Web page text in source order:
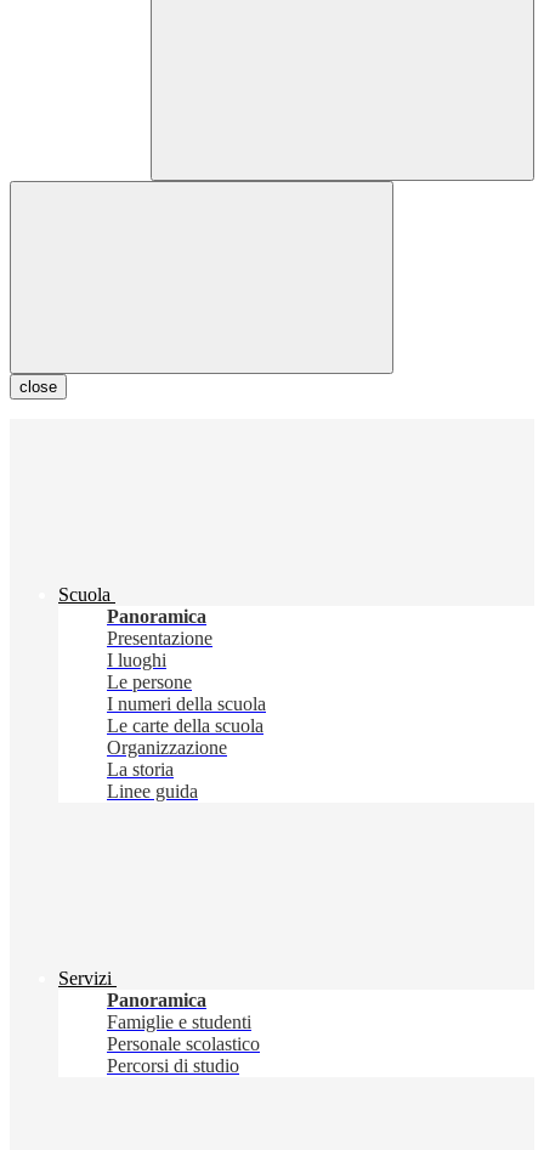
close
Scuola
Panoramica
Presentazione
I luoghi
Le persone
I numeri della scuola
Le carte della scuola
Organizzazione
La storia
Linee guida
Servizi
Panoramica
Famiglie e studenti
Personale scolastico
Percorsi di studio